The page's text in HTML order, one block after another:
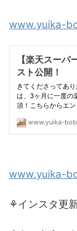
www.yuika-
www.yuika-
⚘インスタ更